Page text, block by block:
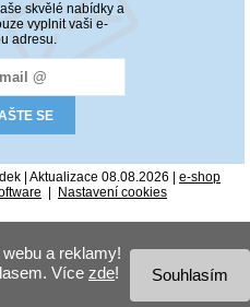
skvělé nabídky a
vyplnit vaši e-
adresu.
| Aktualizace 08.08.2026 | e-shop
Nastavení cookies
Souhlasím
a reklamy!
Více zde!